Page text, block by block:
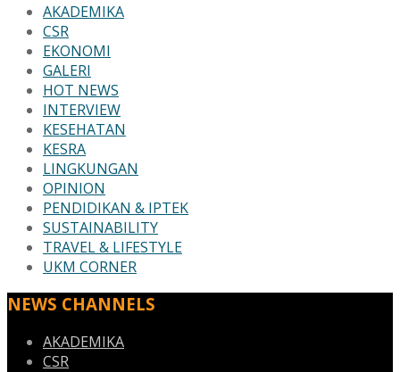
AKADEMIKA
CSR
EKONOMI
GALERI
HOT NEWS
INTERVIEW
KESEHATAN
KESRA
LINGKUNGAN
OPINION
PENDIDIKAN & IPTEK
SUSTAINABILITY
TRAVEL & LIFESTYLE
UKM CORNER
NEWS CHANNELS
AKADEMIKA
CSR